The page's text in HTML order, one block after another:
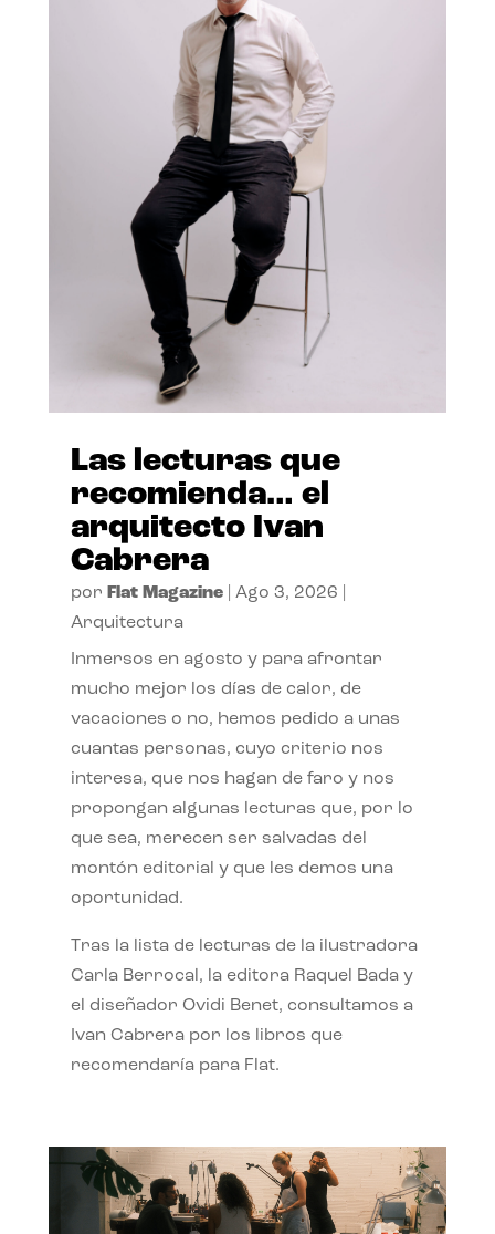
Las lecturas que
recomienda… el
arquitecto Ivan
Cabrera
por Flat Magazine| Ago 3, 2026
Arquitectura
Inmersos en agosto y para afrontar
mucho mejor los días de calor, de
vacaciones o no, hemos pedido a unas
cuantas personas, cuyo criterio nos
interesa, que nos hagan de faro y nos
propongan algunas lecturas que, por lo
que sea, merecen ser salvadas del
montón editorial y que les demos una
oportunidad.
Tras la lista de lecturas de la ilustradora
Carla Berrocal, la editora Raquel Bada y
el diseñador Ovidi Benet, consultamos a
Ivan Cabrera por los libros que
recomendaría para Flat.